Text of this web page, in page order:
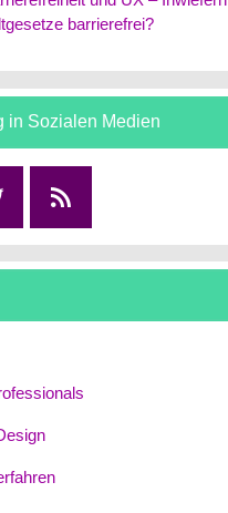
barrierefrei?
in Sozialen Medien